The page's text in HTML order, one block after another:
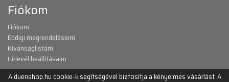
Fiókom
Fiókom
Eddigi megrendeléseim
Kívánságlistám
Hírlevél beállításaim
A duenshop.hu cookie-k segítségével biztosítja a kényelmes vásárlást. A